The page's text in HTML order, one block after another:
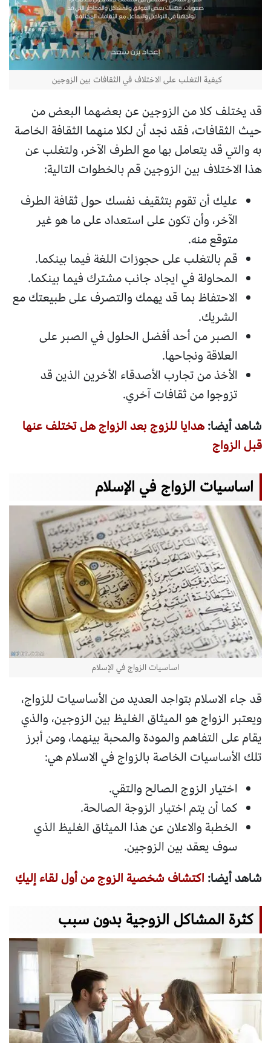
كيفية التغلب على الاختلاف في الثقافات بين الزوجين
قد يختلف كلا من الزوجين عن بعضهما البعض من
حيث الثقافات، فقد نجد أن لكلا منهما الثقافة الخاصة
به والتي قد يتعامل بها مع الطرف الآخر، ولتغلب عن
هذا الاختلاف بين الزوجين قم بالخطوات التالية:
عليك أن تقوم بتثقيف نفسك حول ثقافة الطرف
الآخر، وأن تكون على استعداد على ما هو غير
متوقع منه.
قم بالتغلب على حجوزات اللغة فيما بينكما.
المحاولة في ايجاد جانب مشترك فيما بينكما.
الاحتفاظ بما قد يهمك والتصرف على طبيعتك مع
الشريك.
الصبر من أحد أفضل الحلول في الصبر على
العلاقة ونجاحها.
الأخذ من تجارب الأصدقاء الأخرين الذين قد
تزوجوا من ثقافات آخري.
شاهد أيضا:هدايا للزوج بعد الزواج هل تختلف عنها
قبل الزواج
اساسيات الزواج في الإسلام
اساسيات الزواج في الإسلام
قد جاء الاسلام بتواجد العديد من الأساسيات للزواج،
ويعتبر الزواج هو الميثاق الغليظ بين الزوجين، والذي
يقام على التفاهم والمودة والمحبة بينهما، ومن أبرز
تلك الأساسيات الخاصة بالزواج في الاسلام هي:
اختيار الزوج الصالح والتقي.
كما أن يتم اختيار الزوجة الصالحة.
الخطبة والاعلان عن هذا الميثاق الغليظ الذي
سوف يعقد بين الزوجين.
شاهد أيضا: اكتشاف شخصية الزوج من أول لقاء إليكِ
كثرة المشاكل الزوجية بدون سبب